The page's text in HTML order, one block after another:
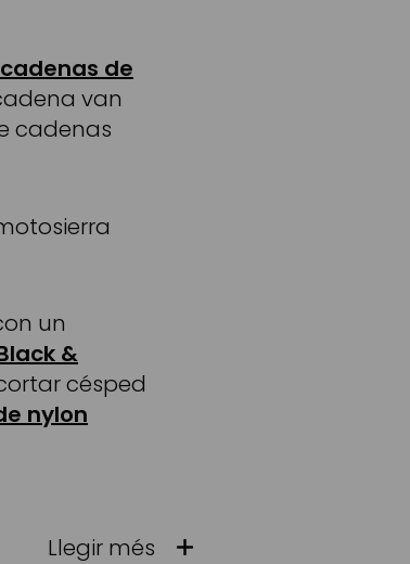
cadenas de
van
cadenas
un
&
césped
nylon
Llegir més